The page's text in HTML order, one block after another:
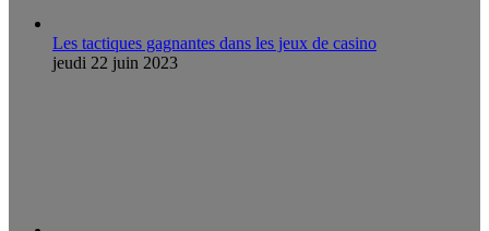
Les tactiques gagnantes dans les jeux de casino
jeudi 22 juin 2023